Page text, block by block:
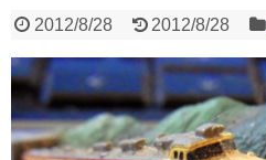
2012/8/28 2012/8/28